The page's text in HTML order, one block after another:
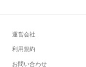
運営会社
利用規約
お問い合わせ